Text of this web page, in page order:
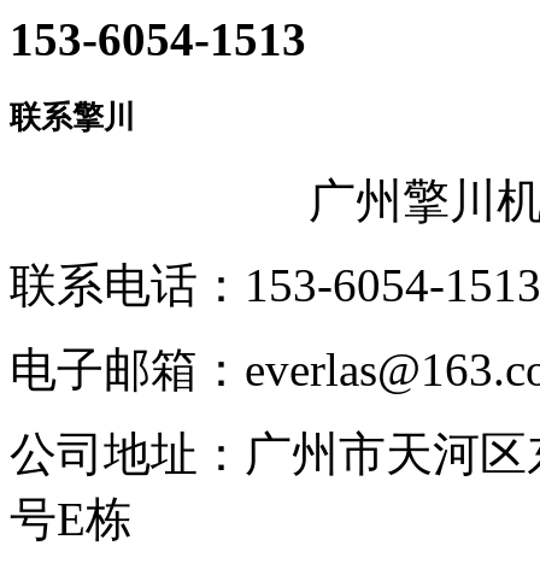
153-6054-1513
联系擎川
广州擎川
联系电话：153-6054-1513
电子邮箱：
公司地址：广州市天河
号E栋